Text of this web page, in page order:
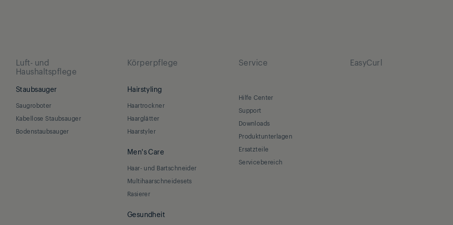
Luft- und
Haushaltspflege
Staubsauger
Saugroboter
Kabellose Staubsauger
Bodenstaubsauger
Körperpflege
Hairstyling
Haartrockner
Haarglätter
Haarstyler
Men's Care
Haar- und Bartschneider
Multihaarschneidesets
Rasierer
Gesundheit
Service
Hilfe Center
Support
Downloads
Produktunterlagen
Ersatzteile
Servicebereich
EasyCurl